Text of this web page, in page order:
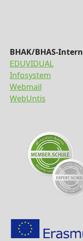
BHAK/BHAS-Intern
EDUVIDUAL
Infosystem
Webmail
WebUntis